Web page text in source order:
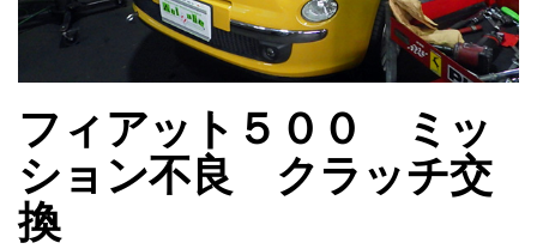
フィアット５００ ミッ
ション不良 クラッチ交
換